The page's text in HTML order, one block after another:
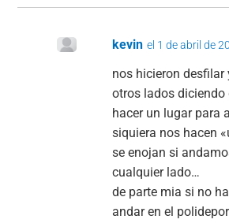
kevin el 1 de abril de
nos hicieron desfilar
otros lados diciendo
hacer un lugar para
siquiera nos hacen
se enojan si
cualquier lado…
de parte mia si no
andar en el